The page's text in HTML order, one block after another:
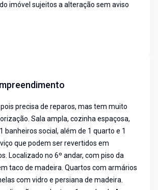
imóvel sujeitos a alteração sem aviso
precisa de reparos, mas tem muito
Sala ampla, cozinha espaçosa,
banheiros social, além de 1 quarto e 1
que podem ser revertidos em
Localizado no 6º andar, com piso da
taco de madeira. Quartos com armários
com vidro e persiana de madeira.